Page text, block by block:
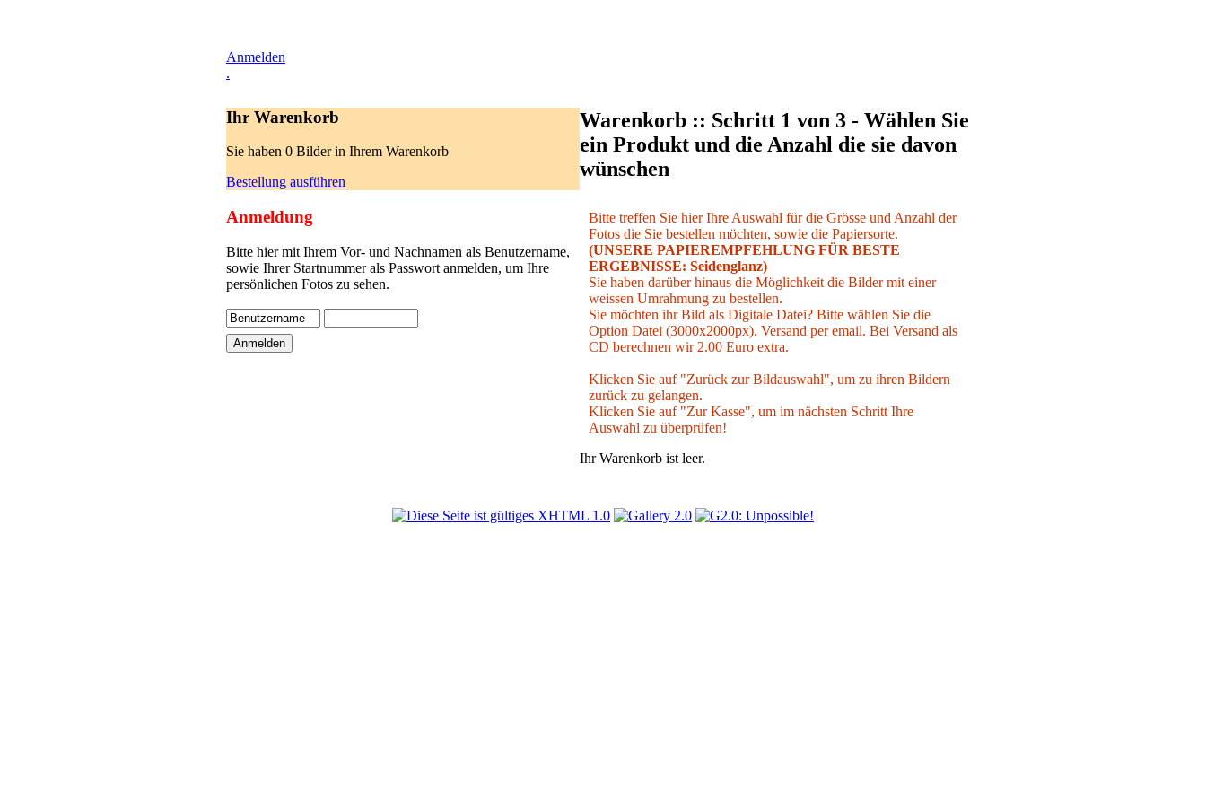
Anmelden
.
Ihr Warenkorb
Sie haben 0 Bilder in Ihrem Warenkorb
Bestellung ausführen
Anmeldung
Bitte hier mit Ihrem Vor- und Nachnamen als Benutzername,
sowie Ihrer Startnummer als Passwort anmelden, um Ihre
persönlichen Fotos zu sehen.
Warenkorb :: Schritt 1 von 3 - Wählen Sie
ein Produkt und die Anzahl die sie davon
wünschen
Bitte treffen Sie hier Ihre Auswahl für die Grösse und Anzahl der
Fotos die Sie bestellen möchten, sowie die Papiersorte.
(UNSERE PAPIEREMPFEHLUNG FÜR BESTE
ERGEBNISSE: Seidenglanz)
Sie haben darüber hinaus die Möglichkeit die Bilder mit einer
weissen Umrahmung zu bestellen.
Sie möchten ihr Bild als Digitale Datei? Bitte wählen Sie die
Option Datei (3000x2000px). Versand per email. Bei Versand als
CD berechnen wir 2.00 Euro extra.
Klicken Sie auf "Zurück zur Bildauswahl", um zu ihren Bildern
zurück zu gelangen.
Klicken Sie auf "Zur Kasse", um im nächsten Schritt Ihre
Auswahl zu überprüfen!
Ihr Warenkorb ist leer.